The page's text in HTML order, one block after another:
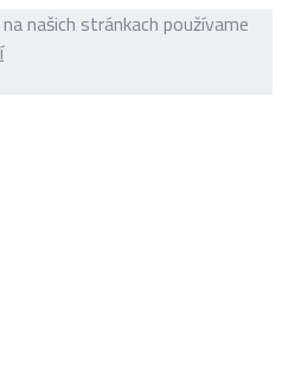
našich stránkach používame